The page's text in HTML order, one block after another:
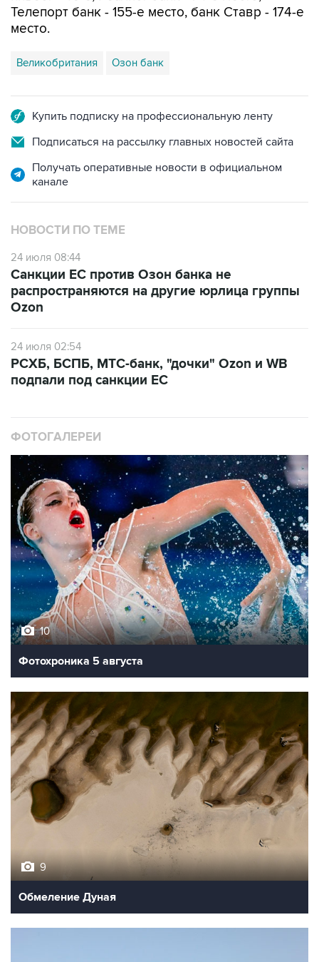
Великобритания
Подписаться на рассылку главных новостей сайта
Получать оперативные новости в официальном
НОВОСТИ ПО ТЕМЕ
24 июля 08:44
распространяются на другие юрлица группы
Ozon
подпали под санкции ЕС
10
Фотохроника 5 августа
Обмеление Дуная